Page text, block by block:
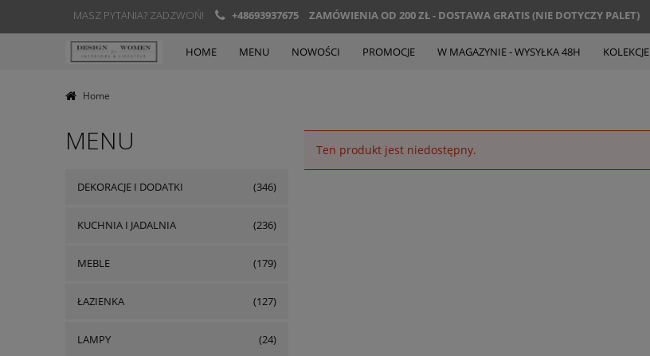
MASZ PYTANIA? ZADZWOŃ! +48693937675 ZAMÓWIENIA OD 200 ZŁ - DOSTAWA GRATIS (NIE DOTYCZY PALET)
HOME MENU NOWOŚCI PROMOCJE W MAGAZYNIE - WYSYŁKA 48H KOLEKCJE
Home
MENU
DEKORACJE I DODATKI (346)
KUCHNIA I JADALNIA (236)
MEBLE (179)
ŁAZIENKA (127)
LAMPY (24)
Ten produkt jest niedostępny.